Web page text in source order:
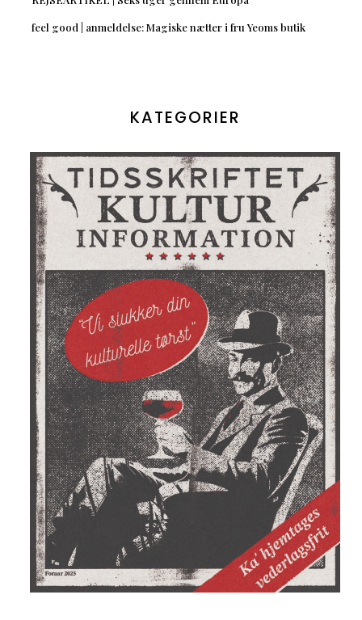
feel good | anmeldelse: Magiske nætter i fru Yeoms butik
KATEGORIER